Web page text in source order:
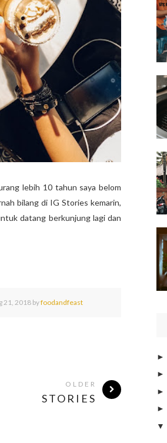
lebih 10 tahun saya belom
bilang di IG Stories kemarin,
datang berkunjung lagi dan
21, 2018 byfoodandfeast
OLDER
STORIES
►
►
►
►
▼